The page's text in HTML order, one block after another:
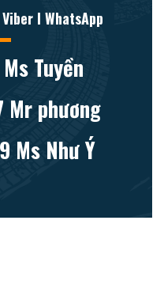
l WhatsApp
Tuyền
Mr phương
Ms Như Ý